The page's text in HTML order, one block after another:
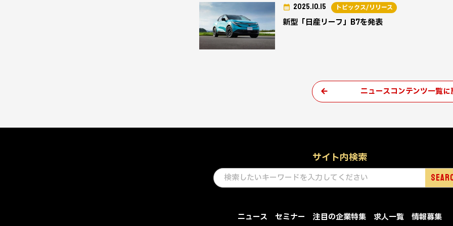
新型「日産リーフ」B7を発表
2025.10.15 トピックス/リリース
ニュースコンテンツ一覧に
サイト内検索
ニュース セミナー 注目の企業特集 求人一覧 情報募集